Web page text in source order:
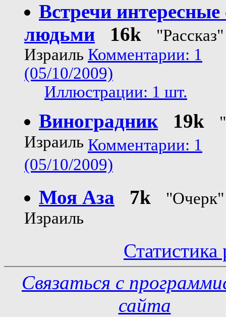
Встречи интересные
людьми
16k
"Рассказ"
Израиль Комментарии: 1
(05/10/2009)
Иллюстрации: 1 шт.
Виноградник 19k
Израиль Комментарии: 1
(05/10/2009)
Моя Аза
7k "Очерк"
Израиль
Статистика
Связаться с
сайта